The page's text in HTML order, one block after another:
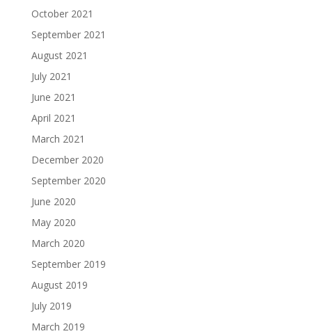
October 2021
September 2021
August 2021
July 2021
June 2021
April 2021
March 2021
December 2020
September 2020
June 2020
May 2020
March 2020
September 2019
August 2019
July 2019
March 2019